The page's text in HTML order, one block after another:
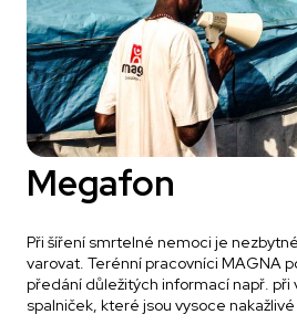
Megafon
Při šíření smrtelné nemoci je
varovat. Terénní pracovníci MAGNA
předání důležitých informací např.
spalniček, které jsou vysoce